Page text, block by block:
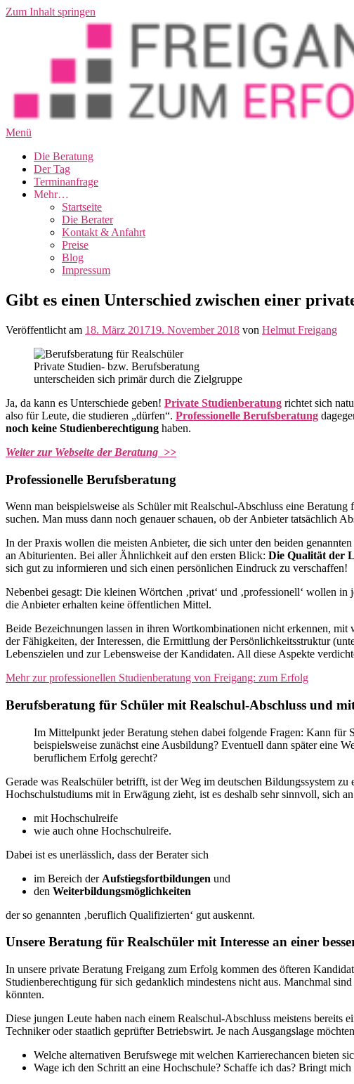
Zum Inhalt springen
Menü
Die Beratung
Der Tag
Terminanfrage
Mehr…
Startseite
Die Berater
Kontakt & Anfahrt
Preise
Blog
Impressum
Gibt es einen Unterschied zwischen einer
Veröffentlicht am 18. März 201719. November 2018 von Helmut Freigang
Private Studien- bzw. Berufsberatung
unterscheiden sich primär durch die Zielgruppe
Ja, da kann es Unterschiede geben! Private Studienberatung richtet sich
also für Leute, die studieren „dürfen“. Professionelle Berufsberatung
noch keine Studienberechtigung haben.
Weiter zur Webseite der Beratung >>
Professionelle Berufsberatung
Wenn man beispielsweise als Schüler mit Realschul-Abschluss eine
suchen. Man muss dann noch genauer schauen, ob der Anbieter tatsächlich
In der Praxis wollen die meisten Anbieter, die sich unter den beiden
an Abiturienten. Bei aller Ähnlichkeit auf den ersten Blick: Die Qualität der
sich gut zu informieren und sich einen persönlichen Eindruck zu verschaffen!
Nebenbei gesagt: Die kleinen Wörtchen ‚privat‘ und ‚professionell‘ wollen
die Anbieter erhalten keine öffentlichen Mittel.
Beide Bezeichnungen lassen in ihren Wortkombinationen nicht erkennen,
der Fähigkeiten, der Interessen, die Ermittlung der Persönlichkeitsstruktur
Lebenszielen und zur Lebensweise der Kandidaten. All diese Aspekte
Mehr zur professionellen Studienberatung von Freigang: zum Erfolg
Berufsberatung für Schüler mit Realschul-Abschluss und
Im Mittelpunkt jeder Beratung stehen dabei folgende Fragen: Kann
beispielsweise zunächst eine Ausbildung? Eventuell dann später eine
beruflichem Erfolg gerecht?
Gerade was Realschüler betrifft, ist der Weg im deutschen Bildungssystem
Hochschulstudiums mit in Erwägung zieht, ist es deshalb sehr sinnvoll, sich
mit Hochschulreife
wie auch ohne Hochschulreife.
Dabei ist es unerlässlich, dass der Berater sich
im Bereich der Aufstiegsfortbildungen und
den Weiterbildungsmöglichkeiten
der so genannten ‚beruflich Qualifizierten‘ gut auskennt.
Unsere Beratung für Realschüler mit Interesse an einer
In unsere private Beratung Freigang zum Erfolg kommen des öfteren
Studienberechtigung für sich gedanklich mindestens nicht aus. Manchmal
könnten.
Diese jungen Leute haben nach einem Realschul-Abschluss meistens
Techniker oder staatlich geprüfter Betriebswirt. Je nach Ausgangslage
Welche alternativen Berufswege mit welchen Karrierechancen bieten
Wage ich den Schritt an eine Hochschule? Schaffe ich das? Bringt mich